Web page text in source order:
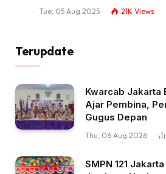
Tue, 05 Aug 2025 21K Views
Terupdate
Kwarcab Jakarta
Ajar Pembina,
Gugus Depan
Thu, 06 Aug 2026
SMPN 121